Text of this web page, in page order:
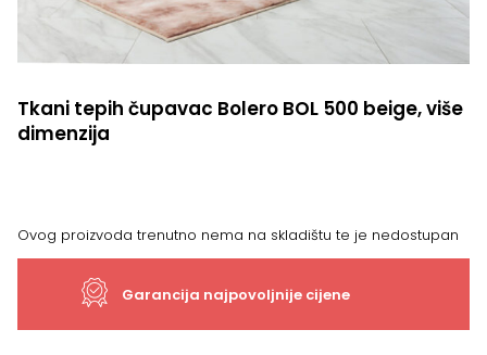
Tkani tepih čupavac Bolero BOL 500 beige, više
dimenzija
Ovog proizvoda trenutno nema na skladištu te je nedostupan
Garancija najpovoljnije cijene